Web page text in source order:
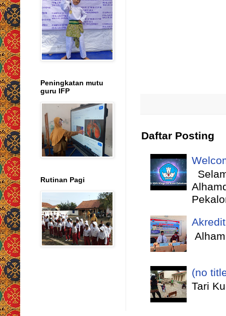
Daftar Posting
(no
Tari
Peningkatan mutu
guru IFP
Rutinan Pagi